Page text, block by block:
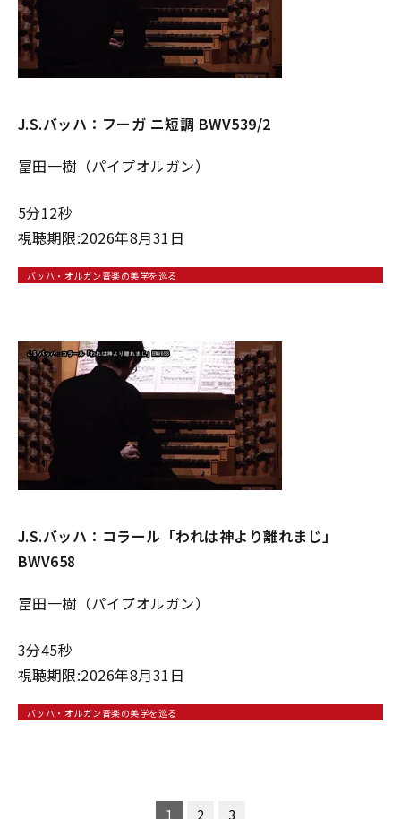
J.S.バッハ：フーガ ニ短調 BWV539/2
冨田一樹（パイプオルガン）
5分12秒
視聴期限:2026年8月31日
バッハ・オルガン音楽の美学を巡る
J.S.バッハ：コラール「われは神より離れまじ」
BWV658
冨田一樹（パイプオルガン）
3分45秒
視聴期限:2026年8月31日
バッハ・オルガン音楽の美学を巡る
1 2 3